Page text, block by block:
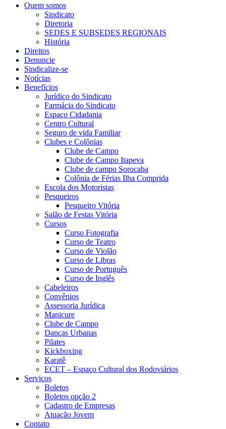
Quem somos
Sindicato
Diretoria
SEDES E SUBSEDES REGIONAIS
História
Direitos
Denuncie
Sindicalize-se
Notícias
Benefícios
Jurídico do Sindicato
Farmácia do Sindicato
Espaço Cidadania
Centro Cultural
Seguro de vida Familiar
Clubes e Colônias
Clube de Campo
Clube de Campo Itapeva
Clube de campo Sorocaba
Colônia de Férias Ilha Comprida
Escola dos Motoristas
Pesqueiros
Pesqueiro Vitória
Salão de Festas Vitória
Cursos
Curso Fotografia
Curso de Teatro
Curso de Violão
Curso de Libras
Curso de Português
Curso de Inglês
Cabeleiros
Convênios
Assessoria Jurídica
Manicure
Clube de Campo
Danças Urbanas
Pilates
Kickboxing
Karatê
ECET – Espaço Cultural dos Rodoviários
Serviços
Boletos
Boletos opção 2
Cadastro de Empresas
Atuação Jovem
Contato